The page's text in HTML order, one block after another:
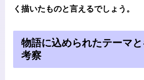
く描いたものと言えるでしょう。
物語に込められたテーマ
考察